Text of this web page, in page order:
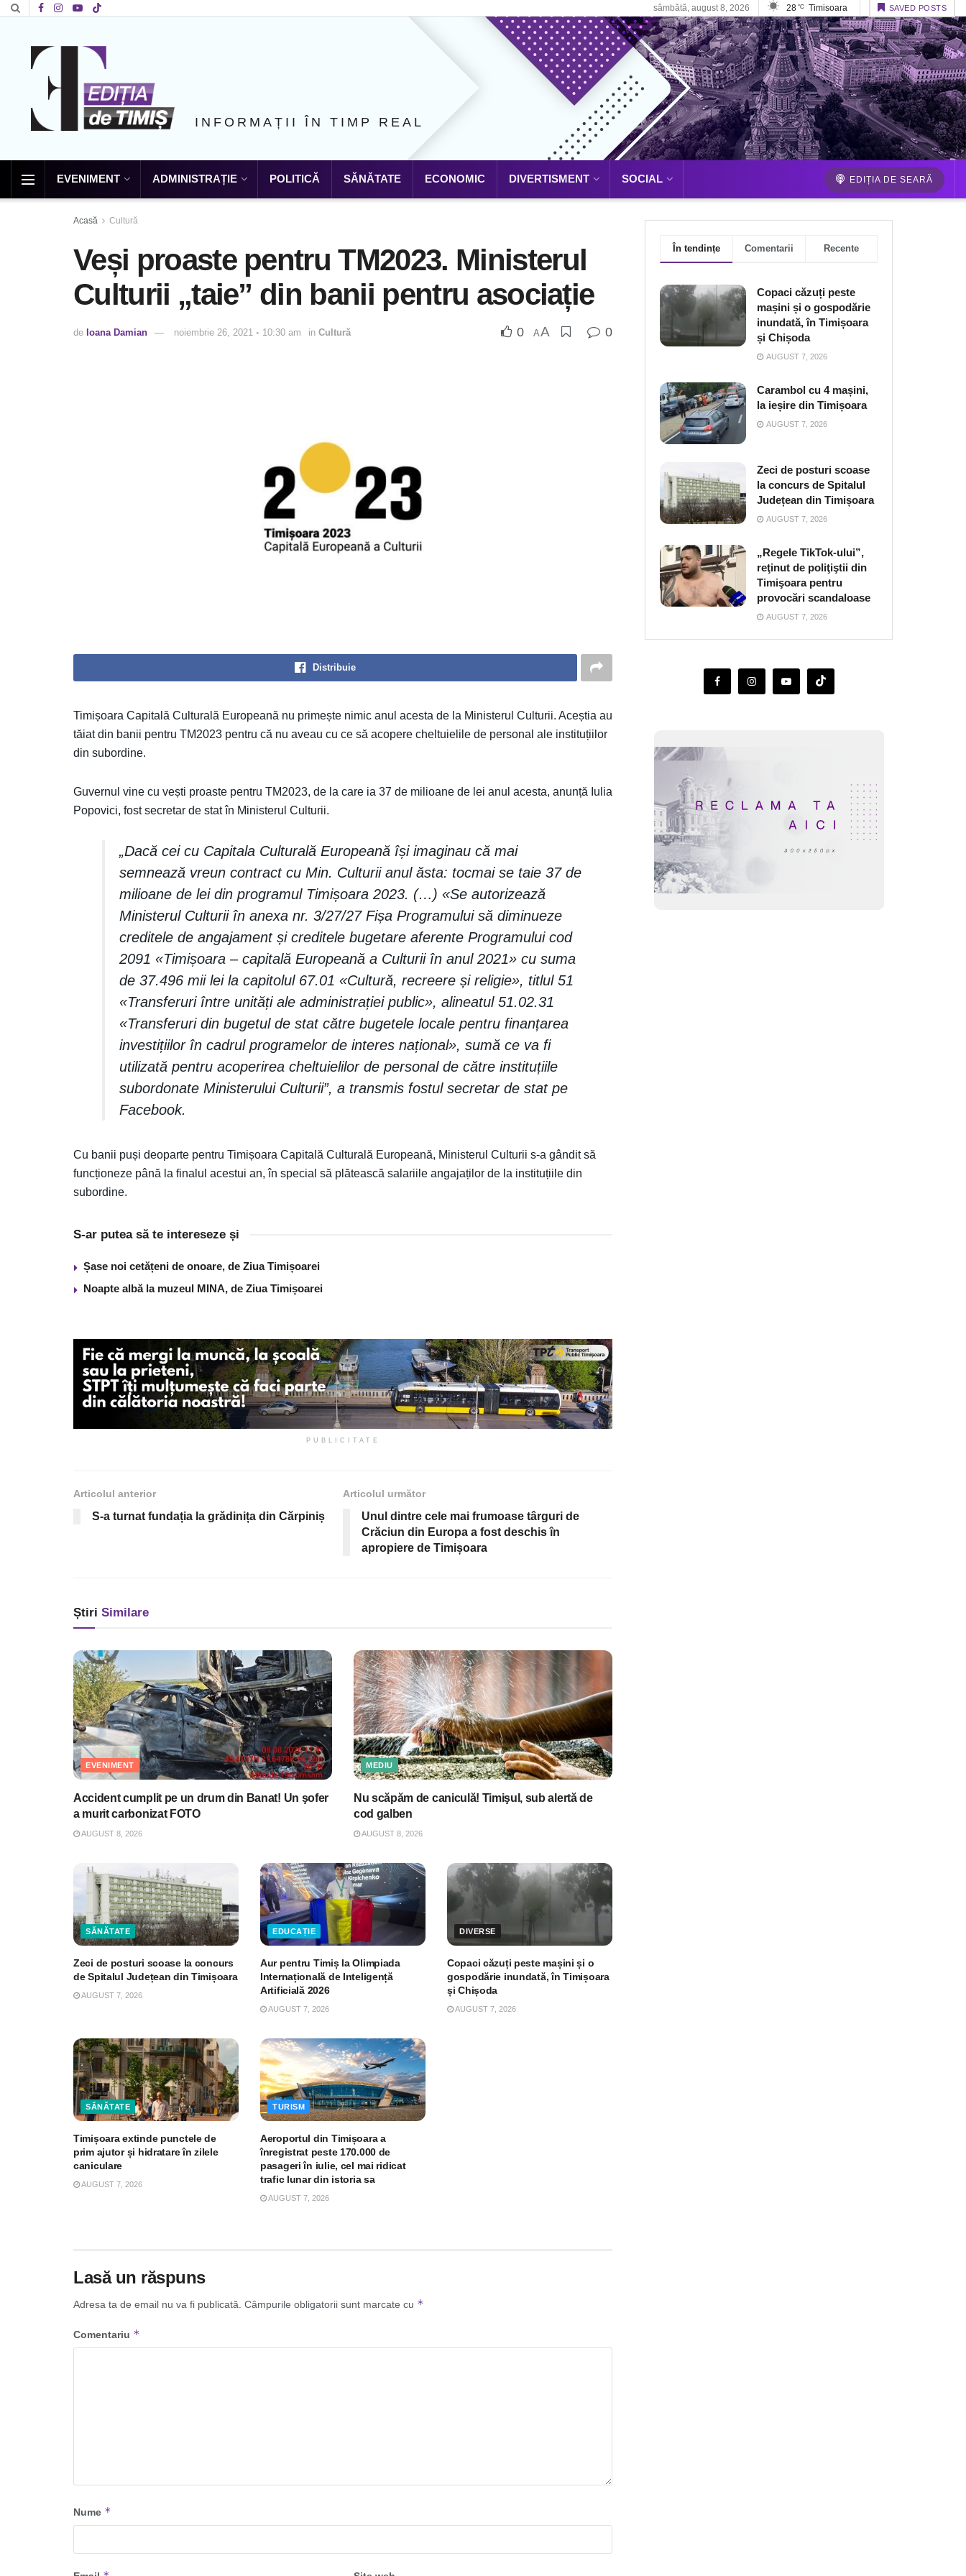
sâmbătă, august 8, 2026 28 °C Timisoara SAVED POSTS
INFORMAȚII ÎN TIMP REAL
EVENIMENT ADMINISTRAȚIE POLITICĂ SĂNĂTATE ECONOMIC DIVERTISMENT SOCIAL EDIȚIA DE SEARĂ
Acasă Cultură
Veși proaste pentru TM2023. Ministerul
Culturii „taie” din banii pentru asociație
de Ioana Damian noiembrie 26, 2021 ◦ 10:30 am in Cultură 0 AA 0
Distribuie
Timișoara Capitală Culturală Europeană nu primește nimic anul acesta de la Ministerul Culturii. Aceștia au
tăiat din banii pentru TM2023 pentru că nu aveau cu ce să acopere cheltuielile de personal ale instituțiilor
din subordine.
Guvernul vine cu vești proaste pentru TM2023, de la care ia 37 de milioane de lei anul acesta, anunță Iulia
Popovici, fost secretar de stat în Ministerul Culturii.
„Dacă cei cu Capitala Culturală Europeană își imaginau că mai
semnează vreun contract cu Min. Culturii anul ăsta: tocmai se taie 37 de
milioane de lei din programul Timișoara 2023. (…) «Se autorizează
Ministerul Culturii în anexa nr. 3/27/27 Fișa Programului să diminueze
creditele de angajament și creditele bugetare aferente Programului cod
2091 «Timișoara – capitală Europeană a Culturii în anul 2021» cu suma
de 37.496 mii lei la capitolul 67.01 «Cultură, recreere și religie», titlul 51
«Transferuri între unități ale administrației public», alineatul 51.02.31
«Transferuri din bugetul de stat către bugetele locale pentru finanțarea
investițiilor în cadrul programelor de interes național», sumă ce va fi
utilizată pentru acoperirea cheltuielilor de personal de către instituțiile
subordonate Ministerului Culturii”, a transmis fostul secretar de stat pe
Facebook.
Cu banii puși deoparte pentru Timișoara Capitală Culturală Europeană, Ministerul Culturii s-a gândit să
funcționeze până la finalul acestui an, în special să plătească salariile angajaților de la instituțiile din
subordine.
S-ar putea să te intereseze și
Șase noi cetățeni de onoare, de Ziua Timișoarei
Noapte albă la muzeul MINA, de Ziua Timișoarei
PUBLICITATE
Articolul anterior
S-a turnat fundația la grădinița din Cărpiniș
Articolul următor
Unul dintre cele mai frumoase târguri de
Crăciun din Europa a fost deschis în
apropiere de Timișoara
Știri Similare
EVENIMENT
Accident cumplit pe un drum din Banat! Un şofer
a murit carbonizat FOTO
AUGUST 8, 2026
MEDIU
Nu scăpăm de caniculă! Timişul, sub alertă de
cod galben
AUGUST 8, 2026
SĂNĂTATE
Zeci de posturi scoase la concurs
de Spitalul Județean din Timișoara
AUGUST 7, 2026
EDUCAȚIE
Aur pentru Timiș la Olimpiada
Internațională de Inteligență
Artificială 2026
AUGUST 7, 2026
DIVERSE
Copaci căzuți peste mașini și o
gospodărie inundată, în Timișoara
și Chișoda
AUGUST 7, 2026
SĂNĂTATE
Timișoara extinde punctele de
prim ajutor și hidratare în zilele
caniculare
AUGUST 7, 2026
TURISM
Aeroportul din Timișoara a
înregistrat peste 170.000 de
pasageri în iulie, cel mai ridicat
trafic lunar din istoria sa
AUGUST 7, 2026
Lasă un răspuns
Adresa ta de email nu va fi publicată. Câmpurile obligatorii sunt marcate cu *
Comentariu *
Nume *
În tendințe Comentarii Recente
Copaci căzuți peste
mașini și o gospodărie
inundată, în Timișoara
și Chișoda
AUGUST 7, 2026
Carambol cu 4 mașini,
la ieșire din Timișoara
AUGUST 7, 2026
Zeci de posturi scoase
la concurs de Spitalul
Județean din Timișoara
AUGUST 7, 2026
„Regele TikTok-ului”,
reţinut de poliţiştii din
Timişoara pentru
provocări scandaloase
AUGUST 7, 2026